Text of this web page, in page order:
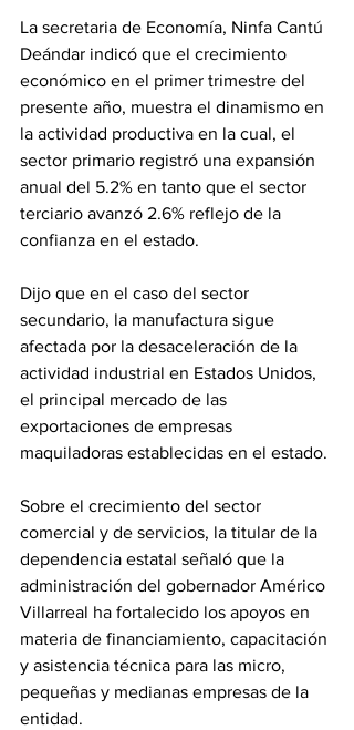
La secretaria de Economía, Ninfa Cantú
Deándar indicó que el crecimiento
económico en el primer trimestre del
presente año, muestra el dinamismo en
la actividad productiva en la cual, el
sector primario registró una expansión
anual del 5.2% en tanto que el sector
terciario avanzó 2.6% reflejo de la
confianza en el estado.
Dijo que en el caso del sector
secundario, la manufactura sigue
afectada por la desaceleración de la
actividad industrial en Estados Unidos,
el principal mercado de las
exportaciones de empresas
maquiladoras establecidas en el estado.
Sobre el crecimiento del sector
comercial y de servicios, la titular de la
dependencia estatal señaló que la
administración del gobernador Américo
Villarreal ha fortalecido los apoyos en
materia de financiamiento, capacitación
y asistencia técnica para las micro,
pequeñas y medianas empresas de la
entidad.